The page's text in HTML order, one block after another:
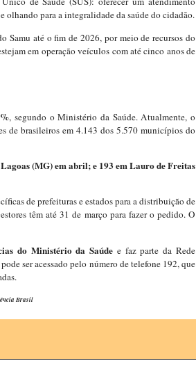
olhando para a integralidade da saúde do cidadão.
Samu até o fim de 2026, por meio de recursos do
em operação veículos com até cinco anos de
, segundo o Ministério da Saúde. Atualmente, o
de brasileiros em 4.143 dos 5.570 municípios do
(MG) em abril; e 193 em Lauro de Freitas
de prefeituras e estados para a distribuição de
têm até 31 de março para fazer o pedido. O
do Ministério da Saúde e faz parte da Rede
ser acessado pelo número de telefone 192, que
Brasil